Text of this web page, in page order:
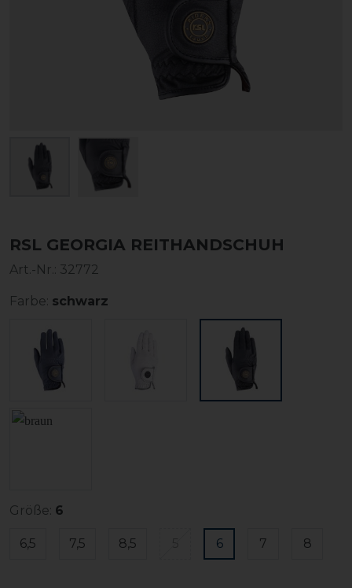
RSL GEORGIA REITHANDSCHUH
Art.-Nr.: 32772
Farbe: schwarz
Größe: 6
6,5 7,5 8,5 6 7 8